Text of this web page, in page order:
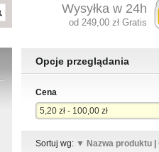
Wysyłka w 24h
od 249,00 zł Gratis
Opcje przeglądania
Cena
5,20 zł - 100,00 zł
Sortuj wg: ▼ Nazwa produktu